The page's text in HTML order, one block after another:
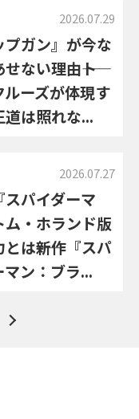
2026.07.29
プガン』が今な
ない理由――ト
ルーズが体現す
道は照れな...
2026.07.27
スパイダーマ
ム・ホランド版
は――新作『スパ
マン：ブラ...